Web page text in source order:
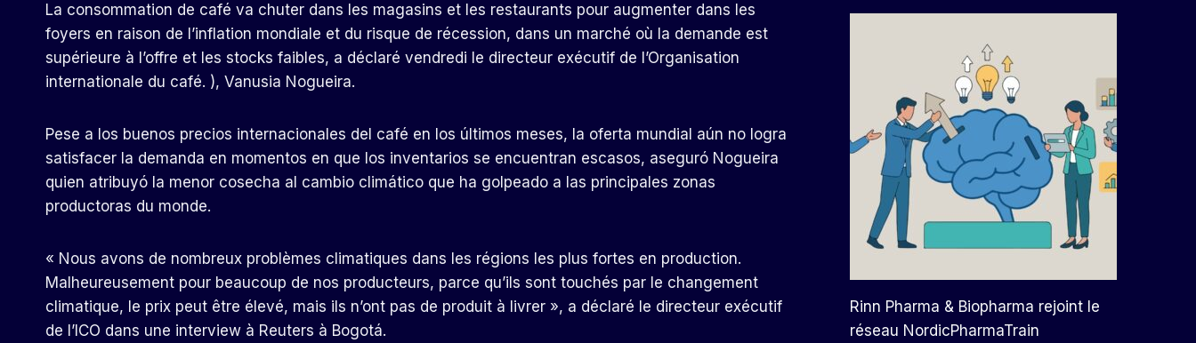
La consommation de café va chuter dans les magasins et les restaurants pour augmenter dans les
foyers en raison de l’inflation mondiale et du risque de récession, dans un marché où la demande est
supérieure à l’offre et les stocks faibles, a déclaré vendredi le directeur exécutif de l’Organisation
internationale du café. ), Vanusia Nogueira.
Pese a los buenos precios internacionales del café en los últimos meses, la oferta mundial aún no logra
satisfacer la demanda en momentos en que los inventarios se encuentran escasos, aseguró Nogueira
quien atribuyó la menor cosecha al cambio climático que ha golpeado a las principales zonas
productoras du monde.
« Nous avons de nombreux problèmes climatiques dans les régions les plus fortes en production.
Malheureusement pour beaucoup de nos producteurs, parce qu’ils sont touchés par le changement
climatique, le prix peut être élevé, mais ils n’ont pas de produit à livrer », a déclaré le directeur exécutif
de l’ICO dans une interview à Reuters à Bogotá.
Rinn Pharma & Biopharma rejoint le
réseau NordicPharmaTrain